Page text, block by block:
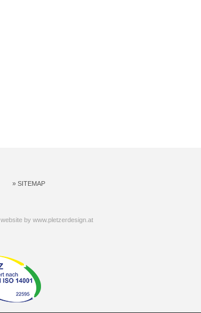
» SITEMAP
website by www.pletzerdesign.at